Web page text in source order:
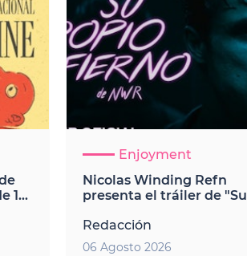
12
Enjoyment
Nicolas Winding Refn
presenta el tráiler de "Su
thriller futurista
Redacción
06 Agosto 2026